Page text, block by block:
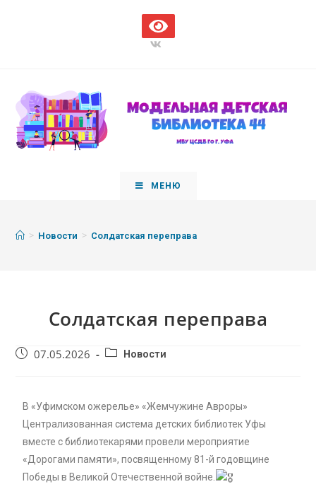
МЕНЮ
> Новости > Солдатская переправа
Солдатская переправа
07.05.2026 Новости
В «Уфимском ожерелье» «Жемчужине Авроры»
Централизованная система детских библиотек Уфы
вместе с библиотекарями провели мероприятие
«Дорогами памяти», посвященному 81-й годовщине
Победы в Великой Отечественной войне.